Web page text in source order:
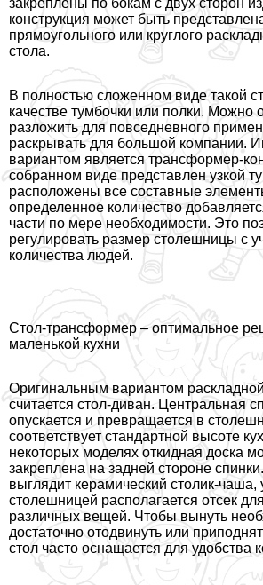
закреплены по бокам с двух сторон
конструкция может быть
прямоугольного или круглого
стола.
В полностью сложенном виде такой
качестве тумбочки или полки. Можно
разложить для повседневного
раскрывать для большой компании.
вариантом является трaнcформер-
собранном виде представлен узкой
расположены все составные
определенное количество
части по мере необходимости. Это
регулировать размер столешницы с
количества людей.
Стол-трaнcформер – оптимальное
маленькой кухни
Оригинальным вариантом
считается стол-диван. Центральная
опускается и превращается в
соответствует стандартной высоте
некоторых моделях откидная доска
закреплена на задней стороне
выглядит керамический столик-чаша,
столешницей располагается отсек
различных вещей. Чтобы вынуть
достаточно отодвинуть или
стол часто оснащается для удобства